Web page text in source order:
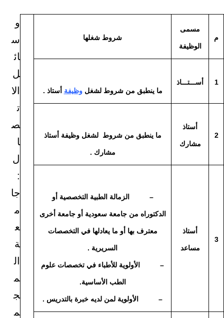
م
مسمى
الوظيفة
شروط شغلها
1
أســـتـــاذ
ما ينطبق من شروط لشغلوظيفة أستاذ .
2
أستاذ
مشارك
ما ينطبق من شروط لشغل وظيفة أستاذ
مشارك .
3
أستاذ
مساعد
– الزمالة الطبية التخصصية أو
الدكتوراه من جامعة سعودية أو جامعة أخرى
معترف بها أو ما يعادلها في التخصصات
السريرية .
– الأولوية للأطباء في تخصصات علوم
الطب الأساسية.
– الأولوية لمن لديه خبرة بالتدريس .
و
س
ائ
ل
الا
ت
ص
ا
ل
:
جا
م
ع
ة
ال
م
ج
م